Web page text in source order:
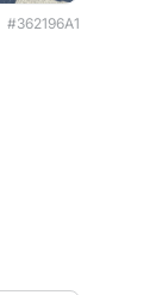
#362196A1